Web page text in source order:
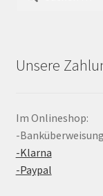
nach:
Unsere
Im Onlineshop:
-Banküberweisung
-Klarna
-Paypal